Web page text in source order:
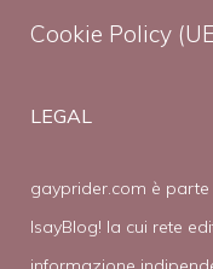
Cookie Policy
LEGAL
gayprider.com è parte
IsayBlog! la cui rete